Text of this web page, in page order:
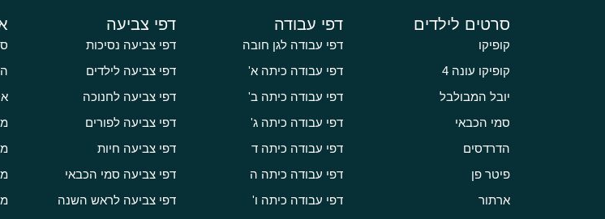
סרטים לילדים
קופיקו
קופיקו עונה 4
יובל המבולבל
סמי הכבאי
הדרדסים
פיטר פן
ארתור
דפי עבודה
דפי עבודה לגן חובה
דפי עבודה כיתה א'
דפי עבודה כיתה ב'
דפי עבודה כיתה ג'
דפי עבודה כיתה ד
דפי עבודה כיתה ה
דפי עבודה כיתה ו'
דפי צביעה
דפי צביעה נסיכות
דפי צביעה לילדים
דפי צביעה לחנוכה
דפי צביעה לפורים
דפי צביעה חיות
דפי צביעה סמי הכבאי
דפי צביעה לראש השנה